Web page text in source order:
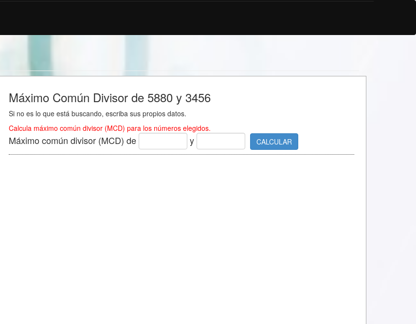
Máximo Común Divisor de 5880 y 3456
Si no es lo que está buscando, escriba sus propios datos.
Calcula máximo común divisor (MCD) para los números elegidos.
Máximo común divisor (MCD) de y CALCULAR